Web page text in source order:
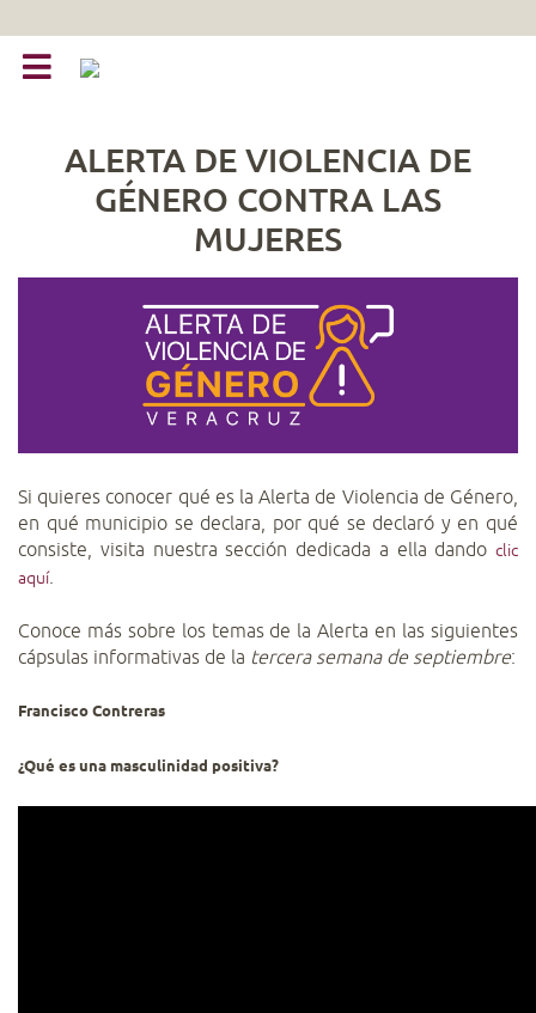
ALERTA DE VIOLENCIA DE
GÉNERO CONTRA LAS
MUJERES
Si quieres conocer qué es la Alerta de Violencia de Género,
en qué municipio se declara, por qué se declaró y en qué
consiste, visita nuestra sección dedicada a ella dando clic
aquí.
Conoce más sobre los temas de la Alerta en las siguientes
cápsulas informativas de la tercera semana de septiembre:
Francisco Contreras
¿Qué es una masculinidad positiva?